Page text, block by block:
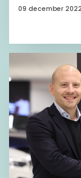
09 december 2022